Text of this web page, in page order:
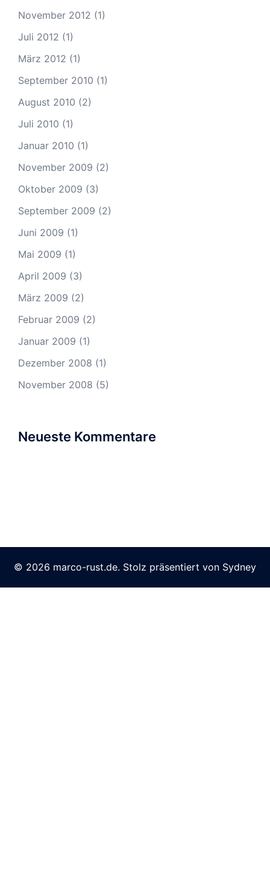
November 2012 (1)
Juli 2012 (1)
März 2012 (1)
September 2010 (1)
August 2010 (2)
Juli 2010 (1)
Januar 2010 (1)
November 2009 (2)
Oktober 2009 (3)
September 2009 (2)
Juni 2009 (1)
Mai 2009 (1)
April 2009 (3)
März 2009 (2)
Februar 2009 (2)
Januar 2009 (1)
Dezember 2008 (1)
November 2008 (5)
Neueste Kommentare
© 2026 marco-rust.de. Stolz präsentiert von Sydney